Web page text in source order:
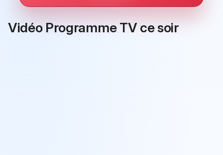
Vidéo Programme TV ce soir